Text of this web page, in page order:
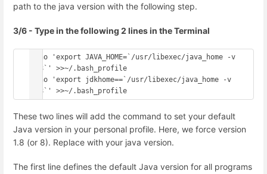
path to the java version with the following step.
3/6 - Type in the following 2 lines in the Terminal
echo 'export JAVA_HOME=`/usr/libexec/java_home -v
1.8`' >>~/.bash_profile
echo 'export jdkhome==`/usr/libexec/java_home -v
1.8`' >>~/.bash_profile
These two lines will add the command to set your default
Java version in your personal profile. Here, we force version
1.8 (or 8). Replace with your java version.
The first line defines the default Java version for all programs